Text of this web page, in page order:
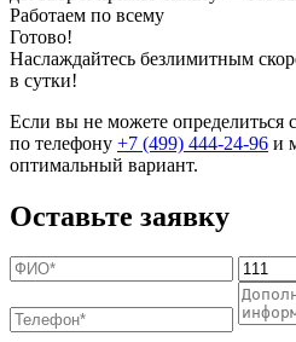
Работаем по всему
Готово!
Наслаждайтесь безлимитным
в сутки!
Если вы не можете
по телефону +7 (499) 444-24-96 и
оптимальный вариант.
Оставьте заявку